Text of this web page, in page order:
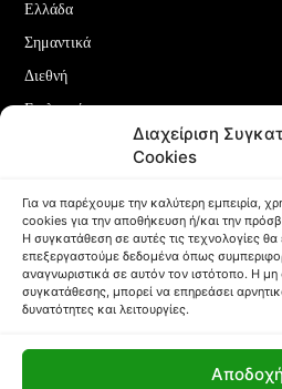
Διαχείριση
Cookies
Για να παρέχουμε την καλύτερη εμπειρία,
cookies για την αποθήκευση ή/και την
Η συγκατάθεση σε αυτές τις τεχνολογίες θα
επεξεργαστούμε δεδομένα όπως
αναγνωριστικά σε αυτόν τον ιστότοπο. Η
συγκατάθεσης, μπορεί να επηρεάσει
δυνατότητες και λειτουργίες.
Αποδοχή
Ελλάδα
Σημαντικά
Διεθνή
Επιλεγμένα
ΌΡΟΙ ΚΑΙ ΠΡΟΫΠΟΘΈΣΕΙΣ
Copyright ©